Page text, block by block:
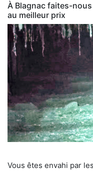
À Blagnac faites-
au meilleur prix
Vous êtes envahi par